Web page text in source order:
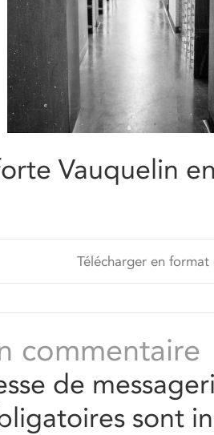
Vauquelin
Télécharger en
commentaire
de
sont